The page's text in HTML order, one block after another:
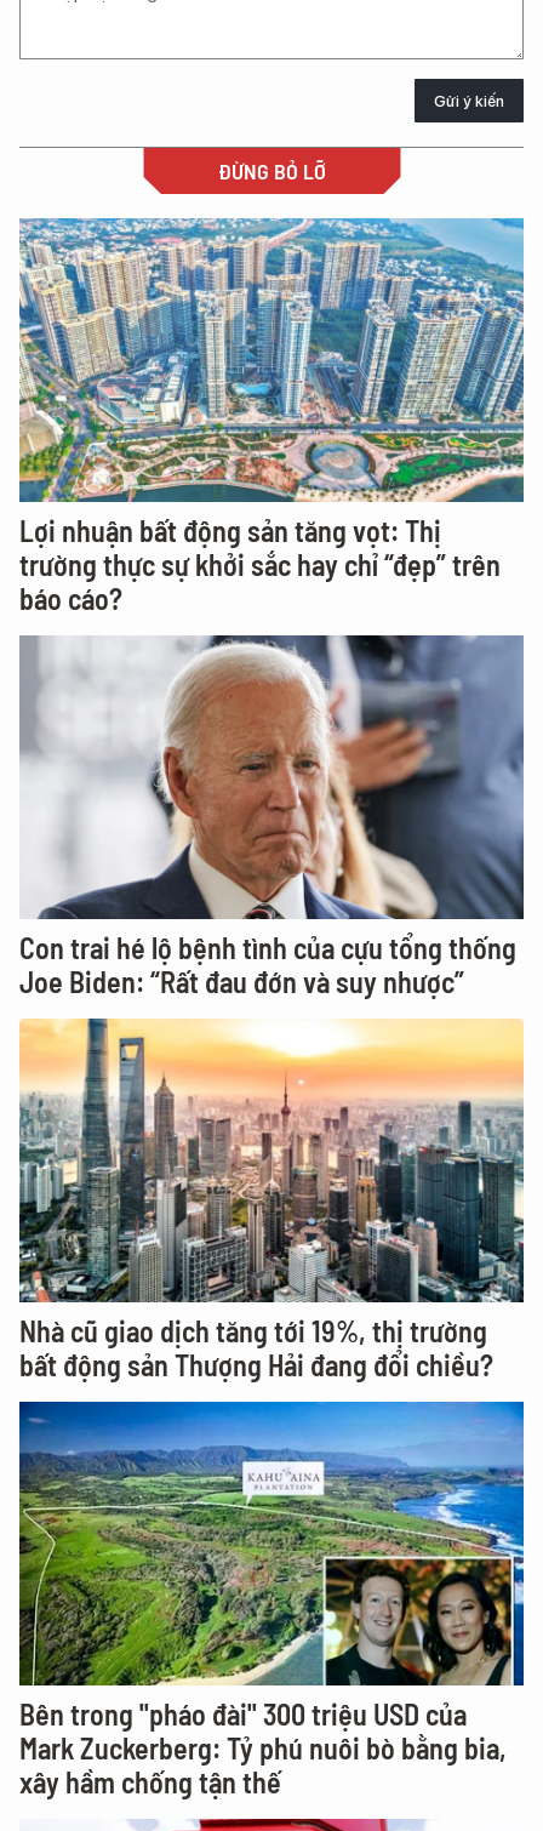
Gửi ý kiến
ĐỪNG BỎ LỠ
Lợi nhuận bất động sản tăng vọt: Thị
trường thực sự khởi sắc hay chỉ “đẹp” trên
báo cáo?
Con trai hé lộ bệnh tình của cựu tổng thống
Joe Biden: “Rất đau đớn và suy nhược”
Nhà cũ giao dịch tăng tới 19%, thị trường
bất động sản Thượng Hải đang đổi chiều?
Bên trong "pháo đài" 300 triệu USD của
Mark Zuckerberg: Tỷ phú nuôi bò bằng bia,
xây hầm chống tận thế